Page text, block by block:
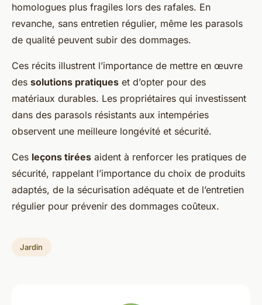
homologues plus fragiles lors des rafales. En
revanche, sans entretien régulier, même les parasols
de qualité peuvent subir des dommages.
Ces récits illustrent l’importance de mettre en œuvre
des solutions pratiques et d’opter pour des
matériaux durables. Les propriétaires qui investissent
dans des parasols résistants aux intempéries
observent une meilleure longévité et sécurité.
Ces leçons tirées aident à renforcer les pratiques de
sécurité, rappelant l’importance du choix de produits
adaptés, de la sécurisation adéquate et de l’entretien
régulier pour prévenir des dommages coûteux.
Jardin